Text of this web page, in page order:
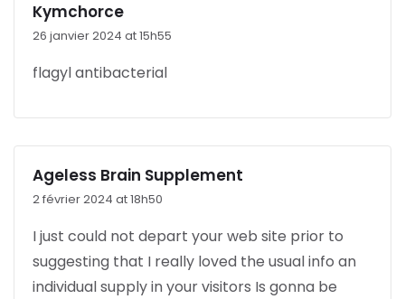
Kymchorce
26 janvier 2024 at 15h55
flagyl antibacterial
Ageless Brain Supplement
2 février 2024 at 18h50
I just could not depart your web site prior to
suggesting that I really loved the usual info an
individual supply in your visitors Is gonna be